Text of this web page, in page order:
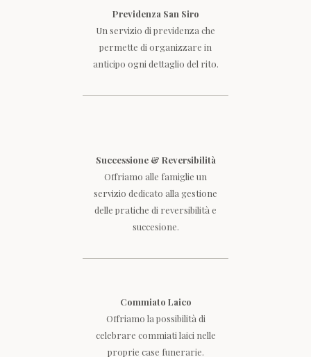
Previdenza San Siro
Un servizio di previdenza che
permette di organizzare in
anticipo ogni dettaglio del rito.
Successione & Reversibilità
Offriamo alle famiglie un
servizio dedicato alla gestione
delle pratiche di reversibilità e
succesione.
Commiato Laico
Offriamo la possibilità di
celebrare commiati laici nelle
proprie case funerarie.